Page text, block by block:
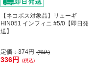
【ネコポス対象品】リューギ
HIN051 インフィニ #5/0【即日発
送】
定価：374円 (税込)
336円 (税込)